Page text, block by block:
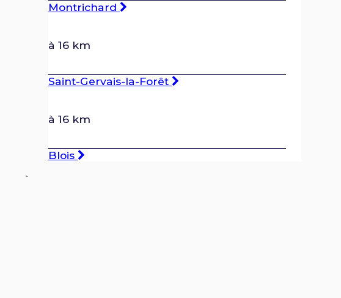
Montrichard
à 16 km
Saint-Gervais-la-Forêt
à 16 km
Blois
`